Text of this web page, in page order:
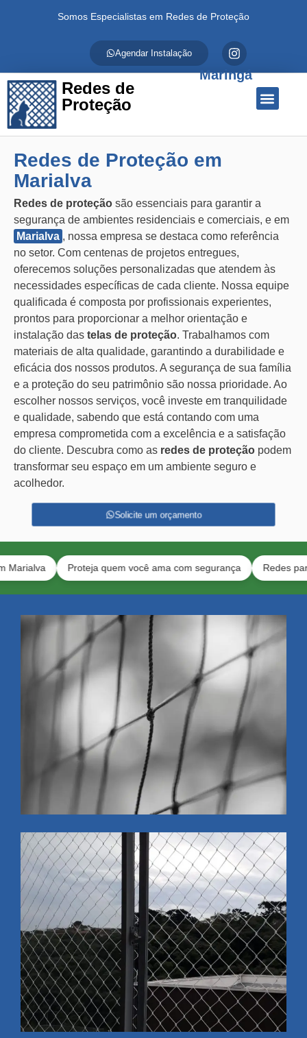
Somos Especialistas em Redes de Proteção
Agendar Instalação
Redes de
Proteção
Maringá
Redes de Proteção em
Marialva
Redes de proteção são essenciais para garantir a
segurança de ambientes residenciais e comerciais, e em
Marialva , nossa empresa se destaca como referência
no setor. Com centenas de projetos entregues,
oferecemos soluções personalizadas que atendem às
necessidades específicas de cada cliente. Nossa equipe
qualificada é composta por profissionais experientes,
prontos para proporcionar a melhor orientação e
instalação das telas de proteção. Trabalhamos com
materiais de alta qualidade, garantindo a durabilidade e
eficácia dos nossos produtos. A segurança de sua família
e a proteção do seu patrimônio são nossa prioridade. Ao
escolher nossos serviços, você investe em tranquilidade
e qualidade, sabendo que está contando com uma
empresa comprometida com a excelência e a satisfação
do cliente. Descubra como as redes de proteção podem
transformar seu espaço em um ambiente seguro e
acolhedor.
Solicite um orçamento
Proteja quem você ama com segurança Redes para pets